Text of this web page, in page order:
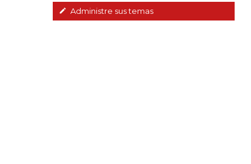
Administre sus temas